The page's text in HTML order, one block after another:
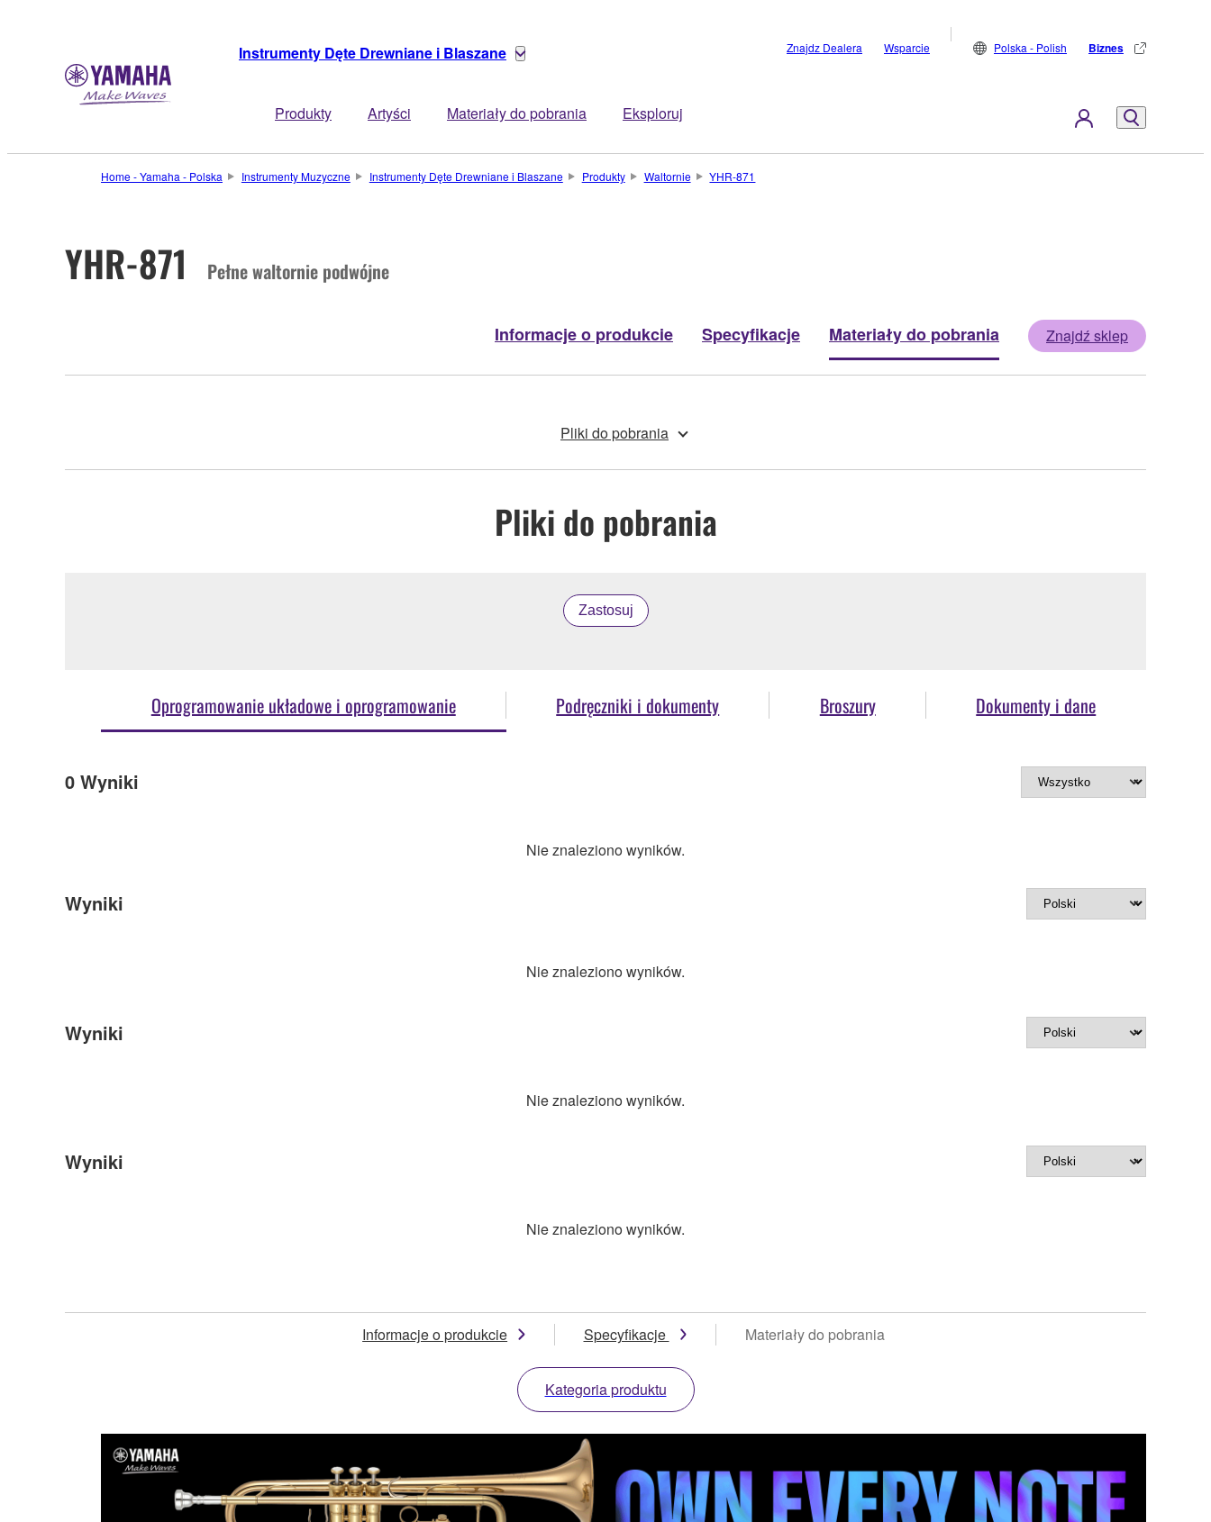
Instrumenty Dęte Drewniane i Blaszane
Produkty Artyści Materiały do pobrania Eksploruj
Znajdz Dealera Wsparcie Polska - Polish Biznes
Home - Yamaha - Polska Instrumenty Muzyczne Instrumenty Dęte Drewniane i Blaszane Produkty Waltornie YHR-871
YHR-871 Pełne waltornie podwójne
Informacje o produkcie Specyfikacje Materiały do pobrania Znajdź sklep
Pliki do pobrania
Pliki do pobrania
Zastosuj
Oprogramowanie układowe i oprogramowanie Podręczniki i dokumenty Broszury Dokumenty i dane
0 Wyniki
Nie znaleziono wyników.
Wyniki
Nie znaleziono wyników.
Wyniki
Nie znaleziono wyników.
Wyniki
Nie znaleziono wyników.
Informacje o produkcie Specyfikacje Materiały do pobrania
Kategoria produktu